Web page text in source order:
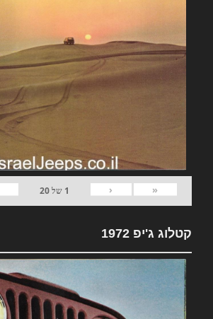
«
‹
1 של20
קטלוג ג'יפ 1972